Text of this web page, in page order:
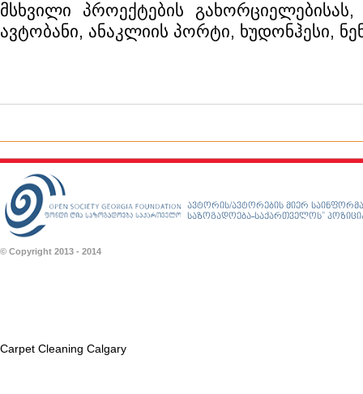
მსხვილი პროექტების
ავტობანი, ანაკლიის პორტი, ხუდონჰესი,
ავტორის/ავტორების მიერ
საზოგადოება-საქართველოს”
© Copyright 2013 - 2014
Carpet Cleaning Calgary